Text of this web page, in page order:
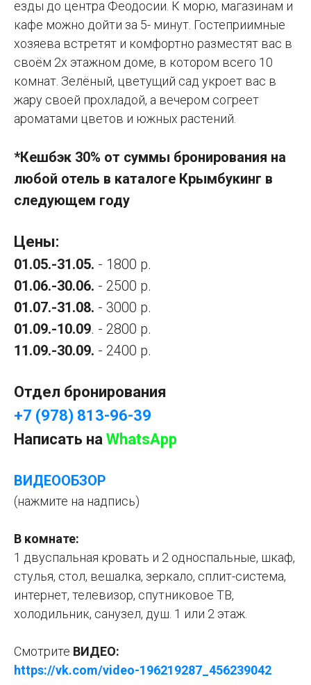
езды до центра Феодосии. К морю, магазинам и
кафе можно дойти за 5- минут. Гостеприимные
хозяева встретят и комфортно разместят вас в
своём 2х этажном доме, в котором всего 10
комнат. Зелёный, цветущий сад укроет вас в
жару своей прохладой, а вечером согреет
ароматами цветов и южных растений.
*Кешбэк 30% от суммы бронирования на
любой отель в каталоге Крымбукинг в
следующем году
Цены:
01.05.-31.05. - 1800 р.
01.06.-30.06. - 2500 р.
01.07.-31.08. - 3000 р.
01.09.-10.09. - 2800 р.
11.09.-30.09. - 2400 р.
Отдел бронирования
+7 (978) 813-96-39
Написать на WhatsApp
ВИДЕООБЗОР
(нажмите на надпись)
В комнате:
1 двуспальная кровать и 2 односпальные, шкаф,
стулья, стол, вешалка, зеркало, сплит-система,
интернет, телевизор, спутниковое ТВ,
холодильник, санузел, душ. 1 или 2 этаж.
Смотрите ВИДЕО:
https://vk.com/video-196219287_456239042